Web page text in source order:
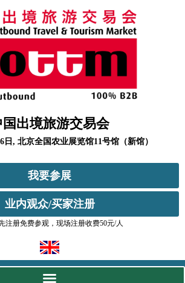
国出境旅游交易会
日, 北京全国农业展览馆11号馆（新馆）
我要参展
业内观众/买家注册
注册免费参观，现场注册收费50元/人